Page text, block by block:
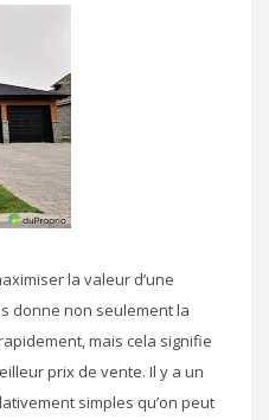
la valeur d’une
donne non seulement la
mais cela signifie
prix de vente. Il y a un
simples qu’on peut